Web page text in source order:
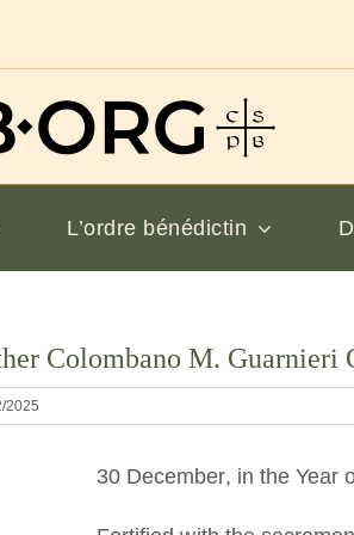
L’ordre bénédictin
Colombano M. Guarnieri
2025
30 December, in the Year